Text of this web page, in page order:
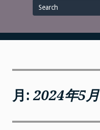
for
月:2024年5月